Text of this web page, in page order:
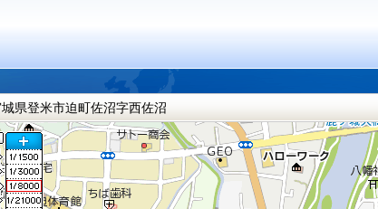
県登米市迫町佐沼字西佐沼